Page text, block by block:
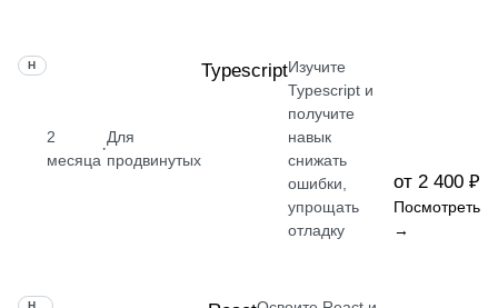
НАВЫК
2
месяца
·
Для
продвинутых
TypescriptИзучите
Typescript и
получите
навык
снижать
ошибки,
упрощать
отладку
от 2 400 ₽
Посмотреть
→